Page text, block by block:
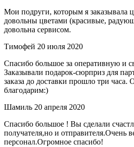
Мои подруги, которым я заказывала
довольны цветами (красивые,
довольна сервисом.
Тимофей 20 июля 2020
Спасибо большое за оперативную и
Заказывали подарок-сюрприз для
заказа до доставки прошло три часа.
благодарим:)
Шамиль 20 апреля 2020
Спасибо большое ! Вы сделали
получателя,но и отправителя.Очень
персонал.Огромное спасибо!